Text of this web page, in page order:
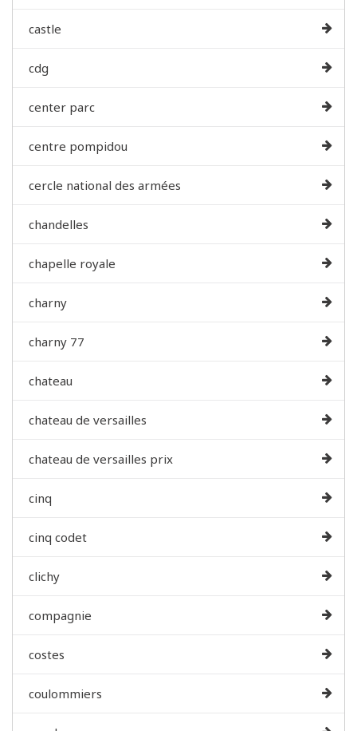
castle
cdg
center parc
centre pompidou
cercle national des armées
chandelles
chapelle royale
charny
charny 77
chateau
chateau de versailles
chateau de versailles prix
cinq
cinq codet
clichy
compagnie
costes
coulommiers